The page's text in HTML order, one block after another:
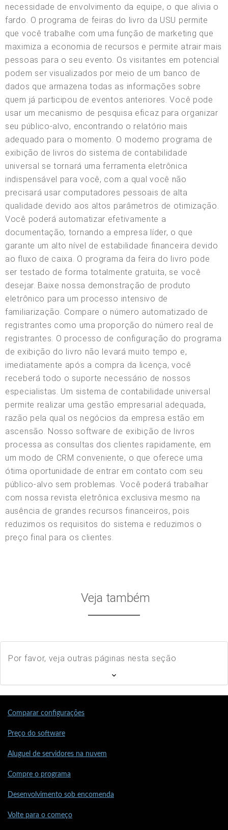
necessidade de envolvimento da equipe, o que alivia o
fardo. O programa de feiras do livro da USU permite
que você trabalhe com uma função de marketing que
maximiza a economia de recursos e permite atrair mais
pessoas para o seu evento. Os visitantes em potencial
podem ser visualizados por meio de um banco de
dados que armazena todas as informações sobre
quem já participou de eventos anteriores. Você pode
usar um mecanismo de pesquisa eficaz para organizar
seu público-alvo, encontrando o relatório mais
adequado para o momento. O moderno programa de
exibição de livros do sistema de contabilidade
universal se tornará uma ferramenta eletrônica
indispensável para você, com a qual você não
precisará usar computadores pessoais de alta
qualidade devido aos altos parâmetros de otimização.
Você poderá automatizar efetivamente a
documentação, tornando a empresa líder, o que
garante um alto nível de estabilidade financeira devido
ao fluxo de caixa. O programa da feira do livro pode
ser testado de forma totalmente gratuita, se você
desejar. Baixe nossa demonstração de produto
eletrônico para um processo intensivo de
familiarização. Compare o número automatizado de
registrantes como uma proporção do número real de
registrantes. O processo de configuração do programa
de exibição do livro não levará muito tempo e,
imediatamente após a compra da licença, você
receberá todo o suporte necessário de nossos
especialistas. Um sistema de contabilidade universal
permite realizar uma gestão empresarial adequada,
razão pela qual os negócios da empresa estão em
ascensão. Nosso software de exibição de livros
processa as consultas dos clientes rapidamente, em
um modo de CRM conveniente, o que oferece uma
ótima oportunidade de entrar em contato com seu
público-alvo sem problemas. Você poderá trabalhar
com nossa revista eletrônica exclusiva mesmo na
ausência de grandes recursos financeiros, pois
reduzimos os requisitos do sistema e reduzimos o
preço final para os clientes.
Veja também
Por favor, veja outras páginas nesta seção
Comparar configurações
Preço do software
Aluguel de servidores na nuvem
Compre o programa
Desenvolvimento sob encomenda
Volte para o começo